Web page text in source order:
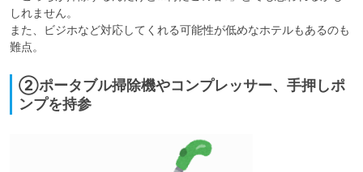
しれません。
また、ビジホなど対応してくれる可能性が低めなホテルもあるのも
難点。
②ポータブル掃除機やコンプレッサー、手押しポ
ンプを持参